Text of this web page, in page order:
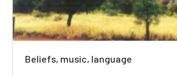
Beliefs, music, language